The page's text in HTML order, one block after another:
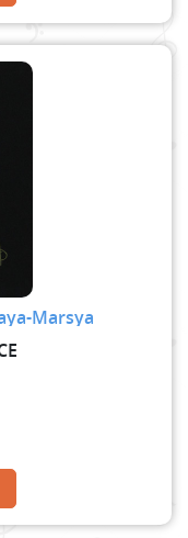
Marsya